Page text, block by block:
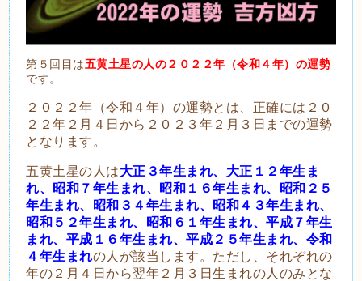
第５回目は五黄土星の人の２０２２年（令和４年）の運勢
です。
２０２２年（令和４年）の運勢とは、正確には２０
２２年２月４日から２０２３年２月３日までの運勢
となります。
五黄土星の人は大正３年生まれ、大正１２年生ま
れ、昭和７年生まれ、昭和１６年生まれ、昭和２５
年生まれ、昭和３４年生まれ、昭和４３年生まれ、
昭和５２年生まれ、昭和６１年生まれ、平成７年生
まれ、平成１６年生まれ、平成２５年生まれ、令和
４年生まれの人が該当します。ただし、それぞれの
年の２月４日から翌年２月３日生まれの人のみとな